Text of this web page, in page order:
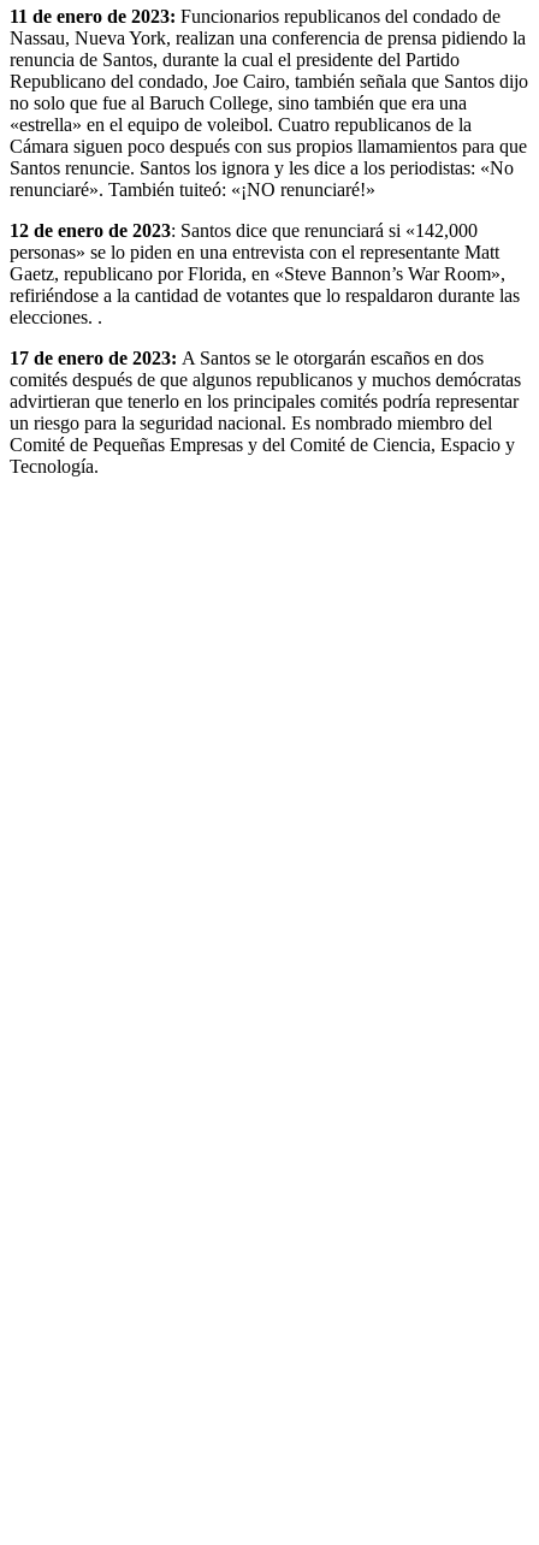
11 de enero de 2023: Funcionarios republicanos del condado de
Nassau, Nueva York, realizan una conferencia de prensa pidiendo la
renuncia de Santos, durante la cual el presidente del Partido
Republicano del condado, Joe Cairo, también señala que Santos dijo
no solo que fue al Baruch College, sino también que era una
«estrella» en el equipo de voleibol. Cuatro republicanos de la
Cámara siguen poco después con sus propios llamamientos para que
Santos renuncie. Santos los ignora y les dice a los periodistas: «No
renunciaré». También tuiteó: «¡NO renunciaré!»
12 de enero de 2023: Santos dice que renunciará si «142,000
personas» se lo piden en una entrevista con el representante Matt
Gaetz, republicano por Florida, en «Steve Bannon’s War Room»,
refiriéndose a la cantidad de votantes que lo respaldaron durante las
elecciones. .
17 de enero de 2023: A Santos se le otorgarán escaños en dos
comités después de que algunos republicanos y muchos demócratas
advirtieran que tenerlo en los principales comités podría representar
un riesgo para la seguridad nacional. Es nombrado miembro del
Comité de Pequeñas Empresas y del Comité de Ciencia, Espacio y
Tecnología.